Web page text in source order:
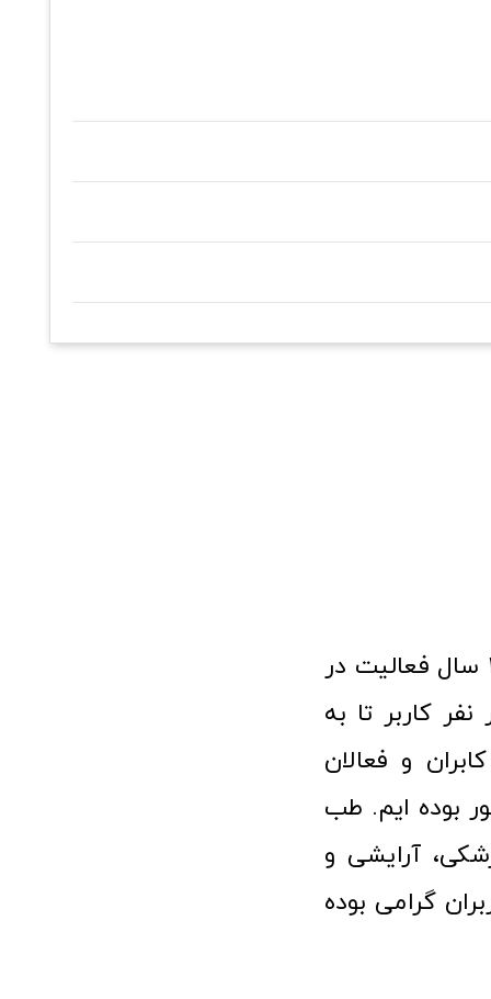
فروشگاه آنلاین تجهیزات پزشکی طب تولید با افتخار نزدیک به ۱۰ سال فعالیت در
پزشکی توانسته مورد اعتماد بیش از ۱۲۰ هزار نفر کاربر تا به
و فعالان
بوده ایم. طب
آرایشی و
گرامی بوده